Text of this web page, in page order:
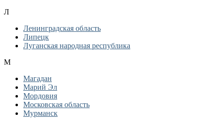
Л
Ленинградская область
Липецк
Луганская народная республика
М
Магадан
Марий Эл
Мордовия
Московская область
Мурманск